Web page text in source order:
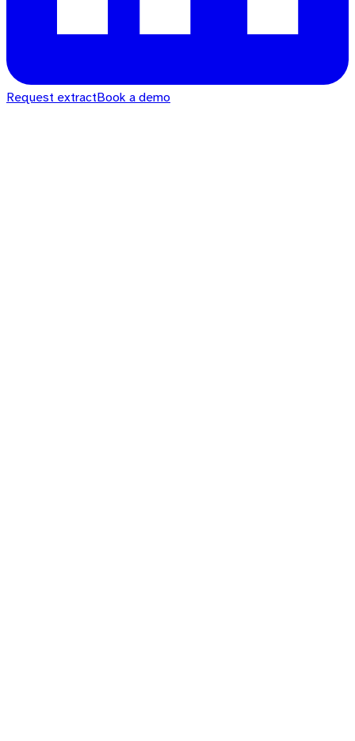
Request extractBook a demo